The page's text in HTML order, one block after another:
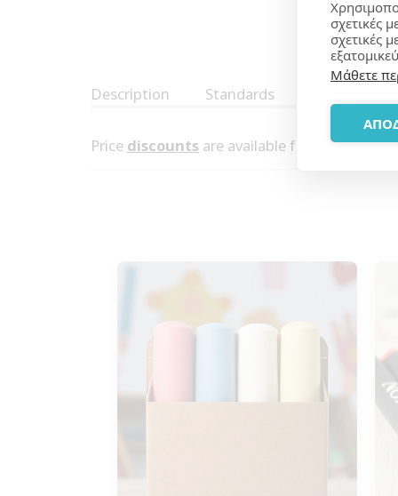
Description Standards
Price discounts are available for orders over
σχετικές
σχετικές
Μάθετε